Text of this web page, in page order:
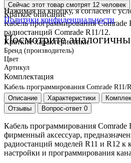
Нажимая на кнопку, я согласен с
Политики конфиденциальности
Посмотрите
Сейчас этот товар смотрят 12 человек
Краткое описание
Кабель программирования Comrade
радиостанций Comrade R11/12.
Краткие характеристики
Бренд (производитель)
Цвет
Артикул
Комплектация
Кабель программирования Comrade R11/
Описание
Характеристики
Отзывы
Вопрос-ответ 0
Кабель программирования
фирменный аксессуар,
радиостанций моделей R11 и R12 к
настройки и программирования